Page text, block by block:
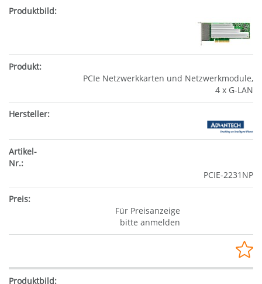
PCIe Netzwerkkarten und Netzwerkmodule,
4 x G-LAN
PCIE-2231NP
Für Preisanzeige
bitte anmelden